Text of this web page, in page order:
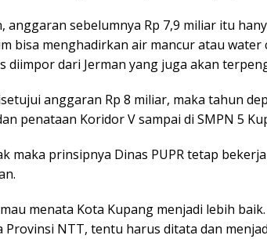
anggaran sebelumnya Rp 7,9 miliar itu
bisa menghadirkan air mancur atau water
diimpor dari Jerman yang juga akan
anggaran Rp 8 miliar, maka tahun
penataan Koridor V sampai di SMPN 5
maka prinsipnya Dinas PUPR tetap
menata Kota Kupang menjadi lebih
Provinsi NTT, tentu harus ditata dan